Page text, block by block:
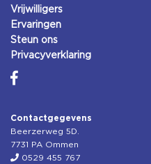
Vrijwilligers
Ervaringen
Steun ons
Privacyverklaring
Contactgegevens
Beerzerweg 5D.
7731 PA Ommen
0529 455 767